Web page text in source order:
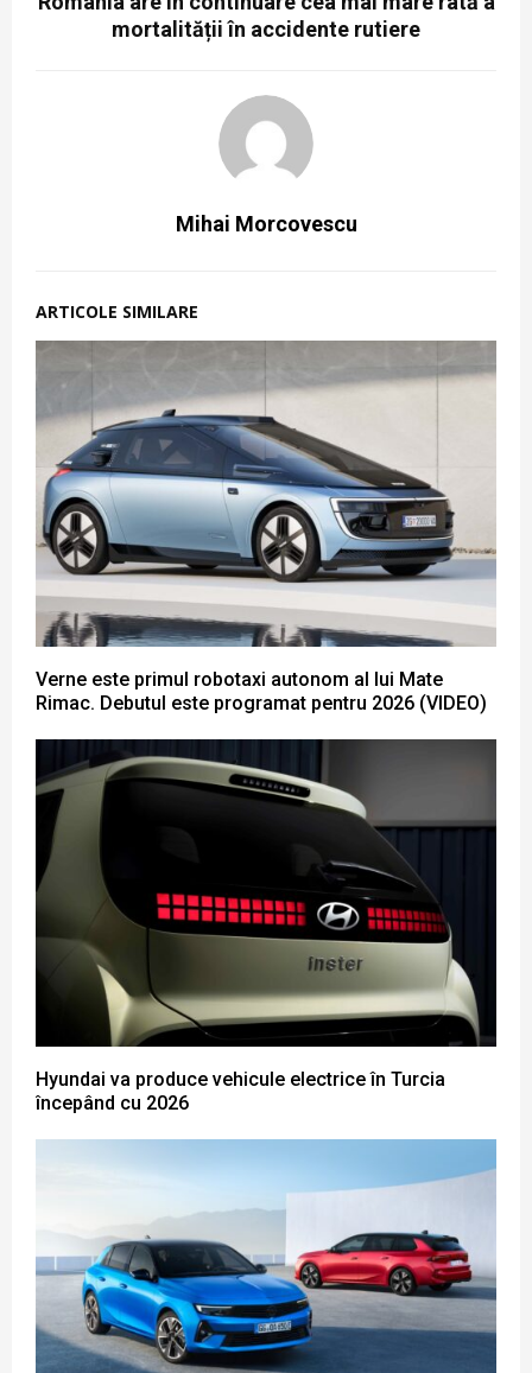
mortalității în accidente rutiere
Mihai Morcovescu
ARTICOLE SIMILARE
Verne este primul robotaxi autonom al lui Mate
Rimac. Debutul este programat pentru 2026 (VIDEO)
Hyundai va produce vehicule electrice în Turcia
începând cu 2026